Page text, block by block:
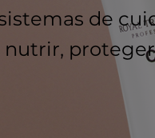
de
nutrir,